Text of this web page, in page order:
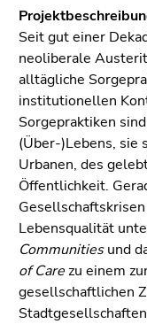
Hauptnavigation
(Zugriffstaste
3)
Zur
Unternavigation
(Zugriffstaste
4)
Zu
den
(Zugriffstaste
5)
Zu
den
Seiteneinstellungen
Seit gut einer
neoliberale
alltägliche
institutionellen
Sorgepraktiken
(Über-)Lebens, sie
Urbanen, des
Öffentlichkeit.
Lebensqualität
Communitiesund
of Carezu einem
gesellschaftlichen